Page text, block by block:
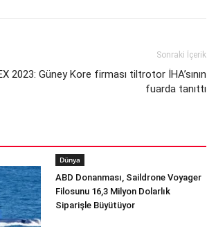
Sonraki İçerik
2023: Güney Kore firması tiltrotor İHA’sının
fuarda tanıttı
Dünya
ABD Donanması, Saildrone Voyager
Filosunu 16,3 Milyon Dolarlık
Siparişle Büyütüyor